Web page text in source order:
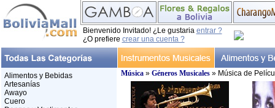
Bienvenido Invitado! ¿Le gustaria entrar ?
¿O prefiere crear una cuenta ?
Alimentos y Bebidas
Artesanías
Awayo
Cuero
Música» Géneros Musicales» Música de